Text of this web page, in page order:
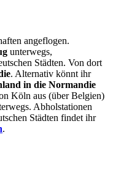
angeflogen.
unterwegs,
Städten. Von dort
. Alternativ könnt ihr
in die Normandie
Köln aus (über Belgien)
Abholstationen
Städten findet ihr
.